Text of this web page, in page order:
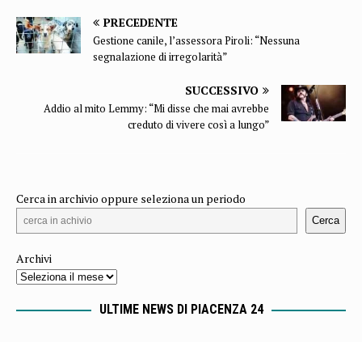
PRECEDENTE
Gestione canile, l’assessora Piroli: “Nessuna
segnalazione di irregolarità”
SUCCESSIVO
Addio al mito Lemmy: “Mi disse che mai avrebbe
creduto di vivere così a lungo”
Cerca in archivio oppure seleziona un periodo
Cerca
Archivi
ULTIME NEWS DI PIACENZA 24